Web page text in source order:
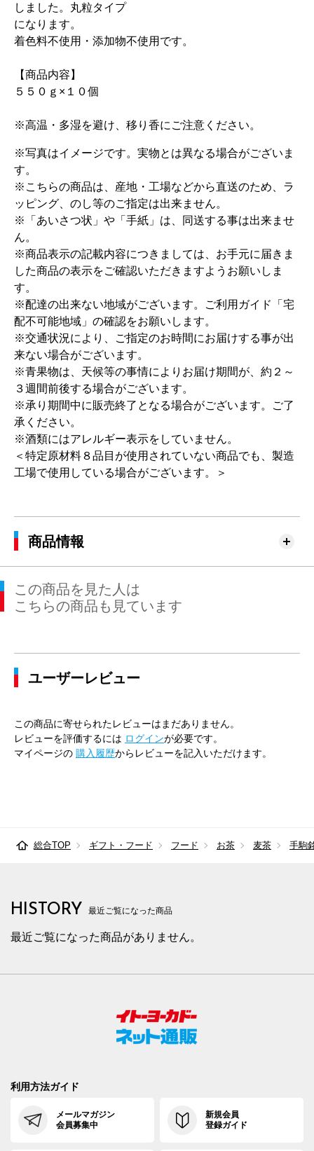
しました。丸粒タイプ
になります。
着色料不使用・添加物不使用です。
【商品内容】
５５０ｇ×１０個
※高温・多湿を避け、移り香にご注意ください。
※写真はイメージです。実物とは異なる場合がございま
す。
※こちらの商品は、産地・工場などから直送のため、ラ
ッピング、のし等のご指定は出来ません。
※「あいさつ状」や「手紙」は、同送する事は出来ませ
ん。
※商品表示の記載内容につきましては、お手元に届きま
した商品の表示をご確認いただきますようお願いしま
す。
※配達の出来ない地域がございます。ご利用ガイド「宅
配不可能地域」の確認をお願いします。
※交通状況により、ご指定のお時間にお届けする事が出
来ない場合がございます。
※青果物は、天候等の事情によりお届け期間が、約２～
３週間前後する場合がございます。
※承り期間中に販売終了となる場合がございます。ご了
承ください。
※酒類にはアレルギー表示をしていません。
＜特定原材料８品目が使用されていない商品でも、製造
工場で使用している場合がございます。＞
商品情報
この商品を見た人は
こちらの商品も見ています
ユーザーレビュー
この商品に寄せられたレビューはまだありません。
レビューを評価するには ログインが必要です。
マイページの 購入履歴からレビューを記入いただけます。
総合TOP ギフト・フード フード お茶 麦茶 手駒
HISTORY 最近ご覧になった商品
最近ご覧になった商品がありません。
利用方法ガイド
メールマガジン
会員募集中
新規会員
登録ガイド